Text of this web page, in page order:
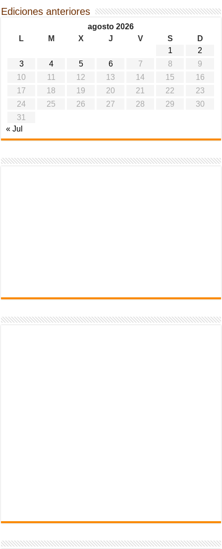
Ediciones anteriores
agosto 2026
L
M X J V S
D
1
2
3
4 5 6 7 8
9
10
11 12 13 14 15
16
17
18 19 20 21 22
23
24
25 26 27 28 29
30
31
« Jul